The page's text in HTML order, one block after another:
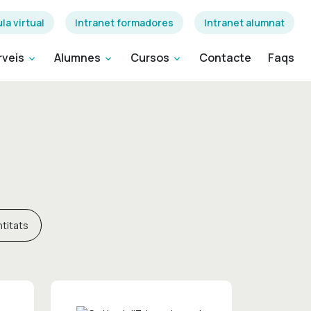
virtual Intranet formadores Intranet alumnat
expand_more Alumnes expand_more Cursos expand_more Contacte Faqs